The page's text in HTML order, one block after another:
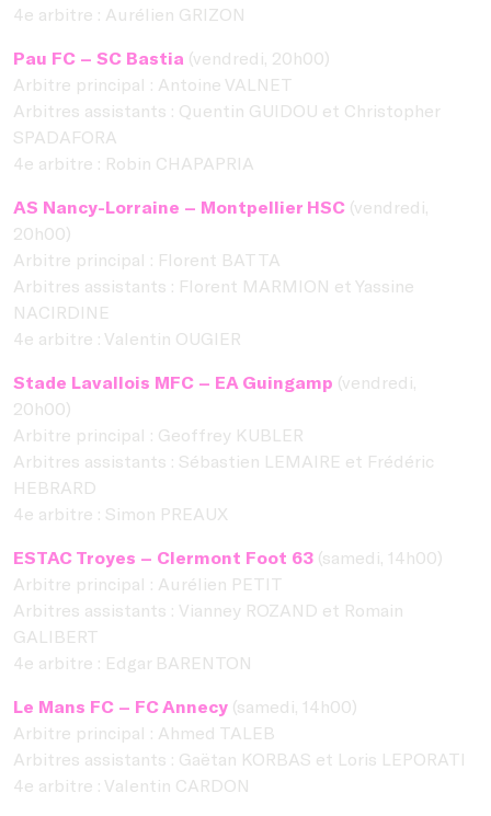
4e arbitre : Aurélien GRIZON
Pau FC – SC Bastia (vendredi, 20h00)
Arbitre principal : Antoine VALNET
Arbitres assistants : Quentin GUIDOU et Christopher
SPADAFORA
4e arbitre : Robin CHAPAPRIA
AS Nancy-Lorraine – Montpellier HSC (vendredi,
20h00)
Arbitre principal : Florent BATTA
Arbitres assistants : Florent MARMION et Yassine
NACIRDINE
4e arbitre : Valentin OUGIER
Stade Lavallois MFC – EA Guingamp (vendredi,
20h00)
Arbitre principal : Geoffrey KUBLER
Arbitres assistants : Sébastien LEMAIRE et Frédéric
HEBRARD
4e arbitre : Simon PREAUX
ESTAC Troyes – Clermont Foot 63 (samedi, 14h00)
Arbitre principal : Aurélien PETIT
Arbitres assistants : Vianney ROZAND et Romain
GALIBERT
4e arbitre : Edgar BARENTON
Le Mans FC – FC Annecy (samedi, 14h00)
Arbitre principal : Ahmed TALEB
Arbitres assistants : Gaëtan KORBAS et Loris LEPORATI
4e arbitre : Valentin CARDON